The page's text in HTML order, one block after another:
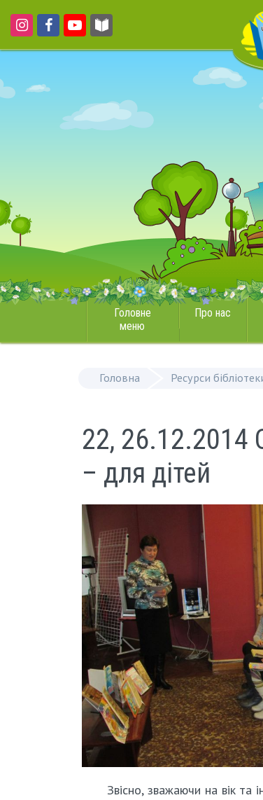
Головне
меню
Про нас
Головна Ресурси
22, 26.12.2014
– для дітей
Звісно, зважаючи на вік та